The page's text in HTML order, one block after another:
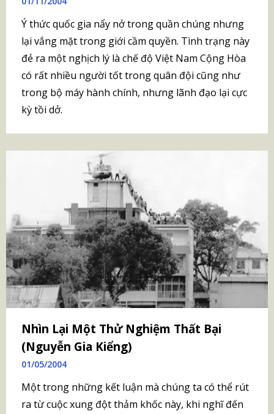
Ý thức quốc gia nẩy nở trong quần chúng nhưng
lại vắng mặt trong giới cầm quyền. Tình trạng này
đẻ ra một nghịch lý là chế độ Việt Nam Cộng Hòa
có rất nhiều người tốt trong quân đội cũng như
trong bộ máy hành chính, nhưng lãnh đạo lại cực
kỳ tồi dở.
Nhìn Lại Một Thử Nghiệm Thất Bại
(Nguyễn Gia Kiểng)
01/05/2004
Một trong những kết luận mà chúng ta có thể rút
ra từ cuộc xung đột thảm khốc này, khi nghĩ đến